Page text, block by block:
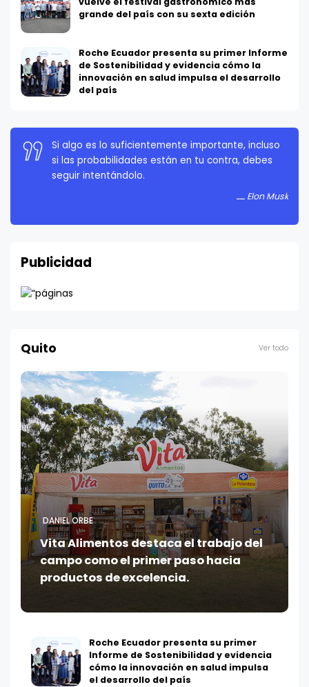
grande del país con su sexta edición
Roche Ecuador presenta su primer Informe
de Sostenibilidad y evidencia cómo la
innovación en salud impulsa el desarrollo
del país
La persistencia es muy importante. No debes
rendirte a menos que estés obligado a rendirte.
Publicidad
Quito Ver todo
DANIEL ORBE
Vita Alimentos destaca el trabajo del
campo como el primer paso hacia
productos de excelencia.
Roche Ecuador presenta su primer
Informe de Sostenibilidad y evidencia
cómo la innovación en salud impulsa
el desarrollo del país